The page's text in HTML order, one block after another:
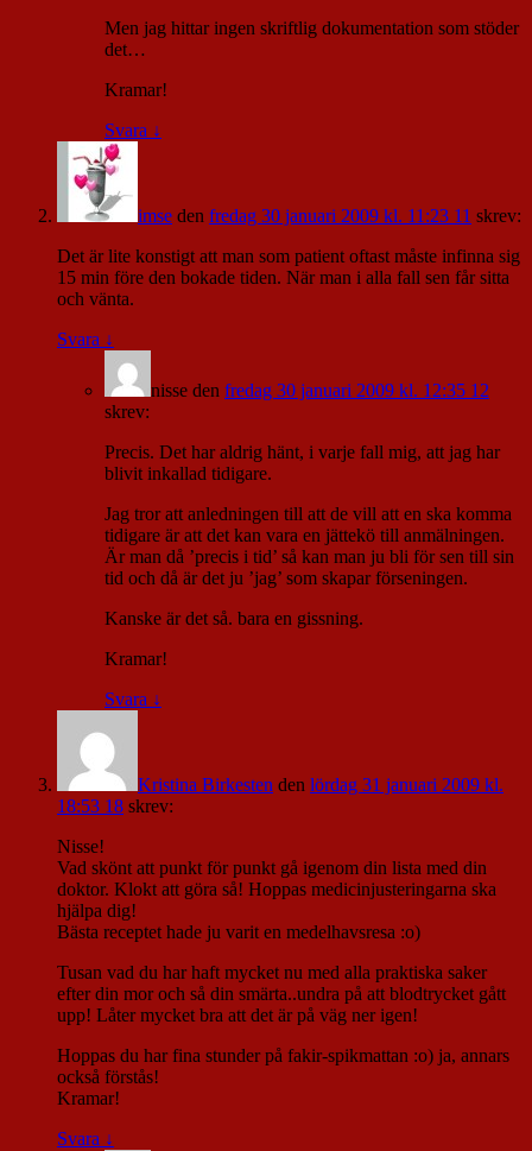
Men jag hittar ingen skriftlig dokumentation som stöder
det…
Kramar!
Svara ↓
imse den fredag 30 januari 2009 kl. 11:23 11 skrev:
Det är lite konstigt att man som patient oftast måste infinna sig
15 min före den bokade tiden. När man i alla fall sen får sitta
och vänta.
Svara ↓
nisse den fredag 30 januari 2009 kl. 12:35 12
skrev:
Precis. Det har aldrig hänt, i varje fall mig, att jag har
blivit inkallad tidigare.
Jag tror att anledningen till att de vill att en ska komma
tidigare är att det kan vara en jättekö till anmälningen.
Är man då ’precis i tid’ så kan man ju bli för sen till sin
tid och då är det ju ’jag’ som skapar förseningen.
Kanske är det så. bara en gissning.
Kramar!
Svara ↓
Kristina Birkesten den lördag 31 januari 2009 kl.
18:53 18 skrev:
Nisse!
Vad skönt att punkt för punkt gå igenom din lista med din
doktor. Klokt att göra så! Hoppas medicinjusteringarna ska
hjälpa dig!
Bästa receptet hade ju varit en medelhavsresa :o)
Tusan vad du har haft mycket nu med alla praktiska saker
efter din mor och så din smärta..undra på att blodtrycket gått
upp! Låter mycket bra att det är på väg ner igen!
Hoppas du har fina stunder på fakir-spikmattan :o) ja, annars
också förstås!
Kramar!
Svara ↓